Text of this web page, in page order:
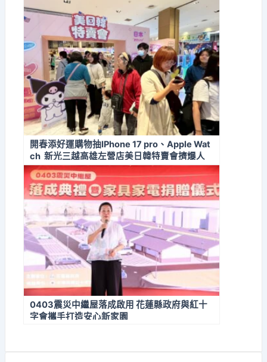
開春添好運購物抽IPhone 17 pro、Apple Wat
ch 新光三越高雄左營店美日韓特賣會擠爆人
潮
0403震災中繼屋落成啟用 花蓮縣政府與紅十
字會攜手打造安心新家園